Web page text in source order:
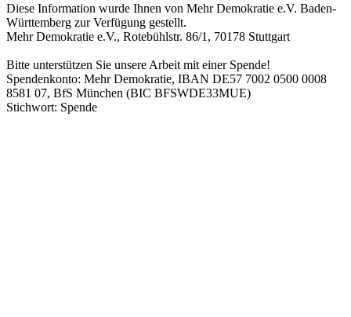
Diese Information wurde Ihnen von Mehr Demokratie e.V. Baden-
Württemberg zur Verfügung gestellt.
Mehr Demokratie e.V., Rotebühlstr. 86/1, 70178 Stuttgart
Bitte unterstützen Sie unsere Arbeit mit einer Spende!
Spendenkonto: Mehr Demokratie, IBAN DE57 7002 0500 0008
8581 07, BfS München (BIC BFSWDE33MUE)
Stichwort: Spende